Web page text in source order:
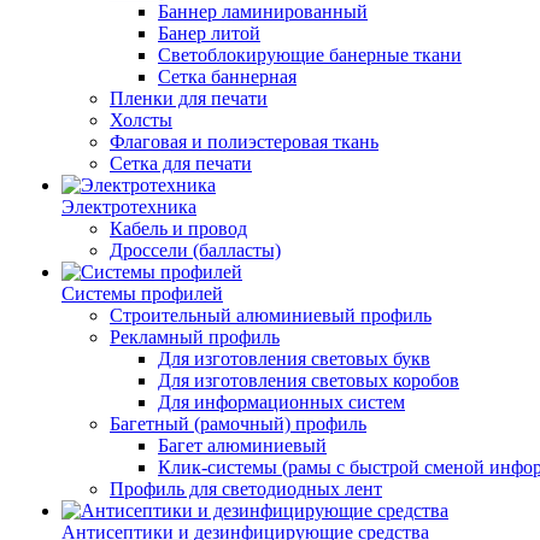
Баннер ламинированный
Банер литой
Светоблокирующие банерные ткани
Сетка баннерная
Пленки для печати
Холсты
Флаговая и полиэстеровая ткань
Сетка для печати
Электротехника
Кабель и провод
Дроссели (балласты)
Системы профилей
Строительный алюминиевый профиль
Рекламный профиль
Для изготовления световых букв
Для изготовления световых коробов
Для информационных систем
Багетный (рамочный) профиль
Багет алюминиевый
Клик-системы (рамы с быстрой сменой
Профиль для светодиодных лент
Антисептики и дезинфицирующие средства